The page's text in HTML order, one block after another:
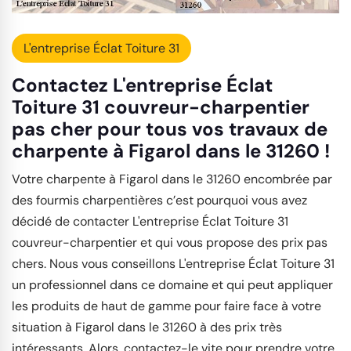
L'entreprise Éclat Toiture 31
Contactez L'entreprise Éclat
Toiture 31 couvreur-charpentier
pas cher pour tous vos travaux de
charpente à Figarol dans le 31260 !
Votre charpente à Figarol dans le 31260 encombrée par
des fourmis charpentières c’est pourquoi vous avez
décidé de contacter L'entreprise Éclat Toiture 31
couvreur-charpentier et qui vous propose des prix pas
chers. Nous vous conseillons L'entreprise Éclat Toiture 31
un professionnel dans ce domaine et qui peut appliquer
les produits de haut de gamme pour faire face à votre
situation à Figarol dans le 31260 à des prix très